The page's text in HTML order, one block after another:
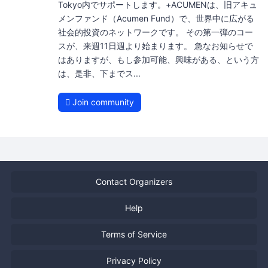
Tokyo内でサポートします。+ACUMENは、旧アキュ
メンファンド（Acumen Fund）で、世界中に広がる
社会的投資のネットワークです。 その第一弾のコー
スが、来週11日週より始まります。 急なお知らせで
はありますが、もし参加可能、興味がある、という方
は、是非、下までス...
Join community
Contact Organizers
Help
Terms of Service
Privacy Policy